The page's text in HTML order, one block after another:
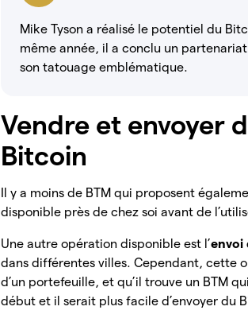
Mike Tyson a réalisé le potentiel du
même année, il a conclu un
son tatouage emblématique.
Vendre et envoyer
Bitcoin
Il y a moins de BTM qui proposent
disponible près de chez soi avant de
Une autre opération disponible est l’envoi
dans différentes villes. Cependant, cette
d’un portefeuille, et qu’il trouve un BTM
début et il serait plus facile d’envoyer du